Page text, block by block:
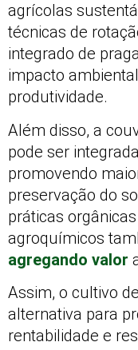
agrícolas
técnicas de
integrado de
impacto
produtividade.
Além disso, a
pode ser
promovendo
preservação do
práticas
agroquímicos
agregando valor
Assim, o cultivo
alternativa para
rentabilidade e